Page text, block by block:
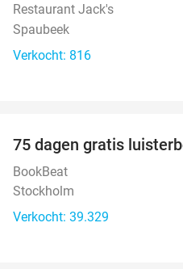
Restaurant Jack's
Spaubeek
Verkocht: 816
75 dagen gratis
BookBeat
Stockholm
Verkocht: 39.329